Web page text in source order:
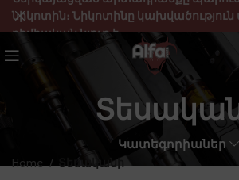
Կատեգորիաներ
Home Տեսականի
նիկոտին։ Նիկոտինը
քիմիական նյութ է: